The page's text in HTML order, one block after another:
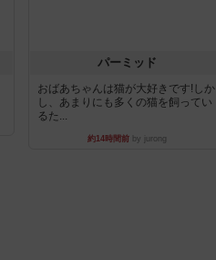
パーミッド
おばあちゃんは猫が大好きです!しか
し、あまりにも多くの猫を飼ってい
るた...
約14時間前by jurong